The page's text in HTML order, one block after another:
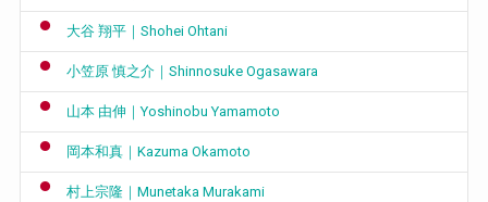
大谷 翔平｜Shohei Ohtani
小笠原 慎之介｜Shinnosuke Ogasawara
山本 由伸｜Yoshinobu Yamamoto
岡本和真｜Kazuma Okamoto
村上宗隆｜Munetaka Murakami